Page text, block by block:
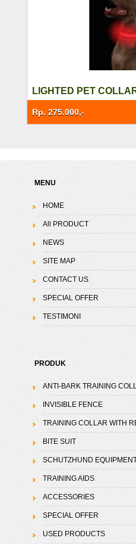
Rp. 275.000,-
LIGHTED PET
MENU
HOME
All PRODUCT
NEWS
SITE MAP
CONTACT US
SPECIAL OFFER
TESTIMONI
PRODUK
ANTI-BARK TRAINING
INVISIBLE FENCE
TRAINING COLLAR WITH
BITE SUIT
SCHUTZHUND
TRAINING AIDS
ACCESSORIES
SPECIAL OFFER
USED PRODUCTS